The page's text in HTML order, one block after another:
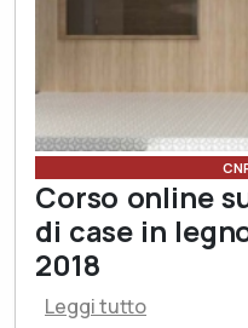
Corso online
di case in
2018
Leggi tutto